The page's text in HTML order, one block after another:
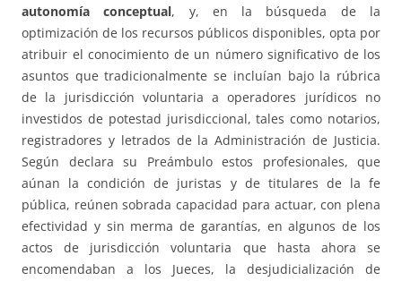
autonomía conceptual, y, en la búsqueda de la
optimización de los recursos públicos disponibles, opta por
atribuir el conocimiento de un número significativo de los
asuntos que tradicionalmente se incluían bajo la rúbrica
de la jurisdicción voluntaria a operadores jurídicos no
investidos de potestad jurisdiccional, tales como notarios,
registradores y letrados de la Administración de Justicia.
Según declara su Preámbulo estos profesionales, que
aúnan la condición de juristas y de titulares de la fe
pública, reúnen sobrada capacidad para actuar, con plena
efectividad y sin merma de garantías, en algunos de los
actos de jurisdicción voluntaria que hasta ahora se
encomendaban a los Jueces, la desjudicialización de